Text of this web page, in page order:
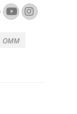
YouTube
OMM